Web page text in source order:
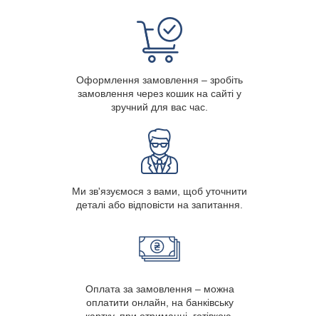
Оформлення замовлення – зробіть
замовлення через кошик на сайті у
зручний для вас час.
Ми зв'язуємося з вами, щоб уточнити
деталі або відповісти на запитання.
Оплата за замовлення – можна
оплатити онлайн, на банківську